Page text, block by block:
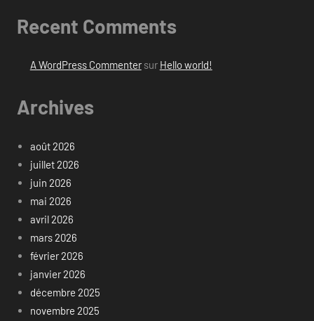
Recent Comments
A WordPress Commentersur Hello world!
Archives
août 2026
juillet 2026
juin 2026
mai 2026
avril 2026
mars 2026
février 2026
janvier 2026
décembre 2025
novembre 2025